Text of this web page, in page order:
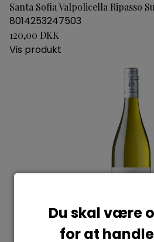
Du skal være
for at
Santa Sofia Valpolicella Ripasso
8014253247503
120,00 DKK
Vis produkt